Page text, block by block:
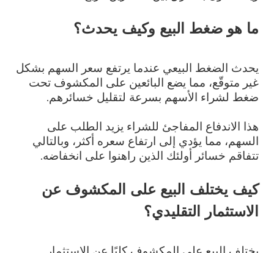
ما هو ضغط البيع وكيف يحدث؟
يحدث الضغط البيعي عندما يرتفع سعر السهم بشكل
غير متوقّع، مما يضع البائعين على المكشوف تحت
ضغط لشراء الأسهم بسرعة لتقليل خسائرهم.
هذا الاندفاع المفاجئ للشراء يزيد الطلب على
السهم، مما يؤدي إلى ارتفاع سعره أكثر، وبالتالي
تتفاقم خسائر أولئك الذين راهنوا على انخفاضه.
كيف يختلف البيع على المكشوف عن
الاستثمار التقليدي؟